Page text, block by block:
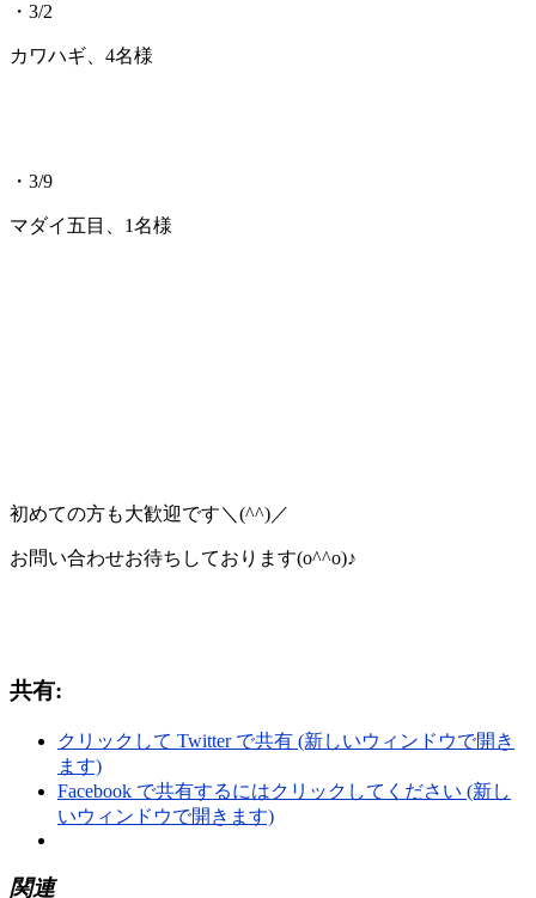
・3/2
カワハギ、4名様
・3/9
マダイ五目、1名様
初めての方も大歓迎です＼(^^)／
お問い合わせお待ちしております(o^^o)♪
共有:
クリックして Twitter で共有 (新しいウィンドウで開き
ます)
Facebook で共有するにはクリックしてください (新し
いウィンドウで開きます)
関連